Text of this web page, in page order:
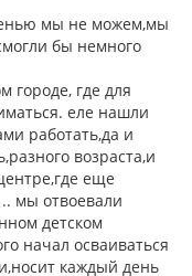
мы не можем,мы
бы немного
где для
еле нашли
работать,да и
возраста,и
еще
.. мы отвоевали
детском
начал осваиваться
каждый день